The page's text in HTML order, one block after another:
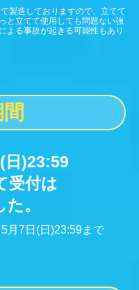
製造しておりますので、立てて
と立てて使用しても問題ない強
よる事故が起きる可能性もあり
日)23:59
受付は
。
月7日(日)23:59まで